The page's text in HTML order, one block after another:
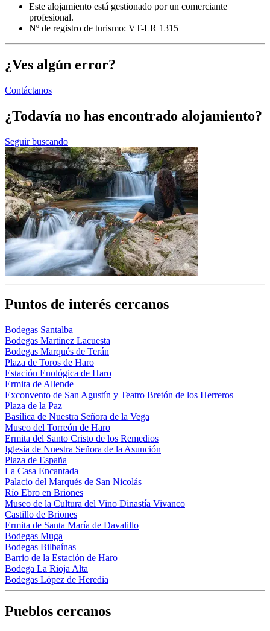
Este alojamiento está gestionado por un comerciante
profesional.
Nº de registro de turismo: VT-LR 1315
¿Ves algún error?
Contáctanos
¿Todavía no has encontrado alojamiento?
Seguir buscando
Puntos de interés cercanos
Bodegas Santalba
Bodegas Martínez Lacuesta
Bodegas Marqués de Terán
Plaza de Toros de Haro
Estación Enológica de Haro
Ermita de Allende
Exconvento de San Agustín y Teatro Bretón de los Herreros
Plaza de la Paz
Basílica de Nuestra Señora de la Vega
Museo del Torreón de Haro
Ermita del Santo Cristo de los Remedios
Iglesia de Nuestra Señora de la Asunción
Plaza de España
La Casa Encantada
Palacio del Marqués de San Nicolás
Río Ebro en Briones
Museo de la Cultura del Vino Dinastía Vivanco
Castillo de Briones
Ermita de Santa María de Davalillo
Bodegas Muga
Bodegas Bilbaínas
Barrio de la Estación de Haro
Bodega La Rioja Alta
Bodegas López de Heredia
Pueblos cercanos